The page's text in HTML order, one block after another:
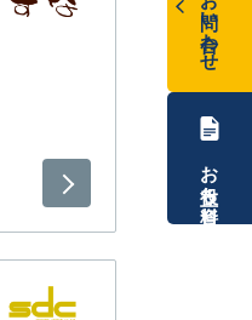
お問い合わせ
お役立ち資料